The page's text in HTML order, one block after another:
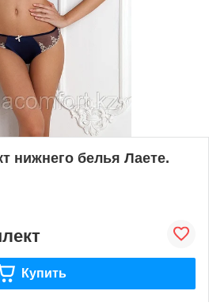
нижнего белья Лаете.
Купить